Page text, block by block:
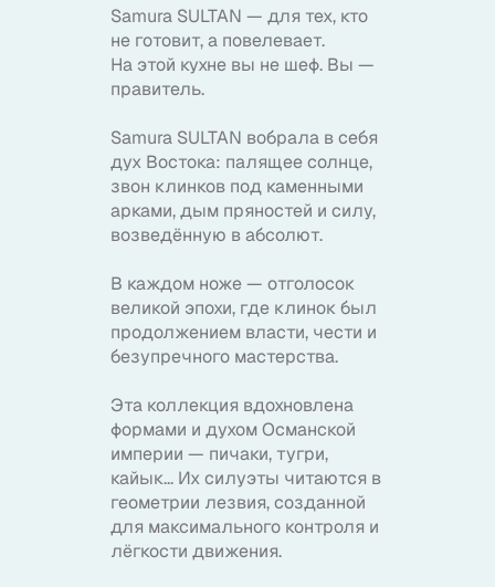
Samura SULTAN — для тех, кто
не готовит, а повелевает.
На этой кухне вы не шеф. Вы —
правитель.
Samura SULTAN вобрала в себя
дух Востока: палящее солнце,
звон клинков под каменными
арками, дым пряностей и силу,
возведённую в абсолют.
В каждом ноже — отголосок
великой эпохи, где клинок был
продолжением власти, чести и
безупречного мастерства.
Эта коллекция вдохновлена
формами и духом Османской
империи — пичаки, тугри,
кайык... Их силуэты читаются в
геометрии лезвия, созданной
для максимального контроля и
лёгкости движения.